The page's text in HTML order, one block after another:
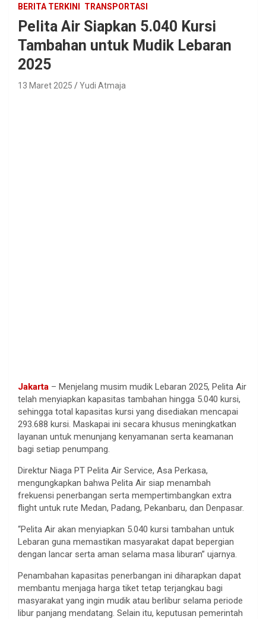
BERITA TERKINI TRANSPORTASI
Pelita Air Siapkan 5.040 Kursi
Tambahan untuk Mudik Lebaran
2025
13 Maret 2025 Yudi Atmaja
Jakarta – Menjelang musim mudik Lebaran 2025, Pelita Air
telah menyiapkan kapasitas tambahan hingga 5.040 kursi,
sehingga total kapasitas kursi yang disediakan mencapai
293.688 kursi. Maskapai ini secara khusus meningkatkan
layanan untuk menunjang kenyamanan serta keamanan
bagi setiap penumpang.
Direktur Niaga PT Pelita Air Service, Asa Perkasa,
mengungkapkan bahwa Pelita Air siap menambah
frekuensi penerbangan serta mempertimbangkan extra
flight untuk rute Medan, Padang, Pekanbaru, dan Denpasar.
“Pelita Air akan menyiapkan 5.040 kursi tambahan untuk
Lebaran guna memastikan masyarakat dapat bepergian
dengan lancar serta aman selama masa liburan” ujarnya.
Penambahan kapasitas penerbangan ini diharapkan dapat
membantu menjaga harga tiket tetap terjangkau bagi
masyarakat yang ingin mudik atau berlibur selama periode
libur panjang mendatang. Selain itu, keputusan pemerintah